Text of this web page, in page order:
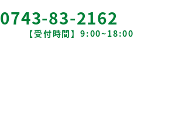
0743-83-2162
【受付時間】9:00~18:00